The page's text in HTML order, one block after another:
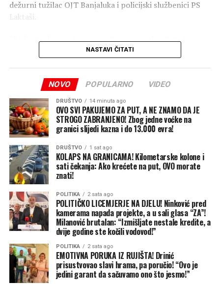
dežurni tužilac OJT Banjaluka i policijski službenici PS
Laktaši.
je naložio da se izvrši obdukcija beživotnog tijela koja će
utvrđivanja svih okolnosti događaja”, navode u
tužilaštvu.
NASTAVI ČITATI
NOVO POPULARNO VIDEO
DRUŠTVO 14 minuta ago
OVO SVI PAKUJEMO ZA PUT, A NE ZNAMO DA JE
STROGO ZABRANJENO! Zbog jedne voćke na
granici slijedi kazna i do 13.000 evra!
DRUŠTVO 1 sat ago
KOLAPS NA GRANICAMA! Kilometarske kolone i
sati čekanja: Ako krećete na put, OVO morate
znati!
POLITIKA 2 sata ago
POLITIČKO LICEMJERJE NA DJELU! Ninković pred
kamerama napada projekte, a u sali glasa “ZA”!
Milanović brutalan: “Izmišljate nestale kredite, a
dvije godine ste kočili vodovod!”
POLITIKA 2 sata ago
EMOTIVNA PORUKA IZ RUJIŠTA! Drinić
prisustvovao slavi hrama, pa poručio! “Ovo je
jedini garant da sačuvamo ono što jesmo!”